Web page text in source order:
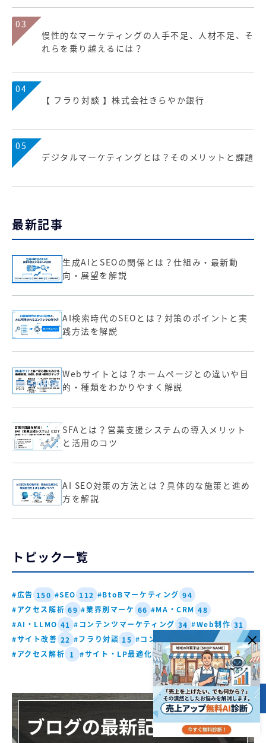
03
慢性的なマーケティングの人手不足、人材不足、そ
れらを乗り越えるには？
04
【 フラり対談 】株式会社きらやか銀行
05
デジタルマーケティングとは？そのメリットと課題
最新記事
生成AIとSEOの関係とは？仕組み・最新動
向・展望を解説
AI検索時代のSEOとは？対策のポイントと実
践方法を解説
Webサイトとは？ホームページとの違いや目
的・種類をわかりやすく解説
SFAとは？営業支援システムの導入メリット
と活用のコツ
AI SEO対策の方法とは？具体的な施策と進め
方を解説
トピック一覧
#広告 150 #SEO 112 #BtoBマーケティング 94
#アクセス解析 69 #業界別マーケ 66 #MA・CRM 48
#AI・LLMO 41 #コンテンツマーケティング 34 #Web制作 31
#サイト改善 22 #フラり対談 15 #コンテンツ・SEO
4
#アクセス解析 1 #サイト・LP最適化 1 #営業DX・商談化 1
目次